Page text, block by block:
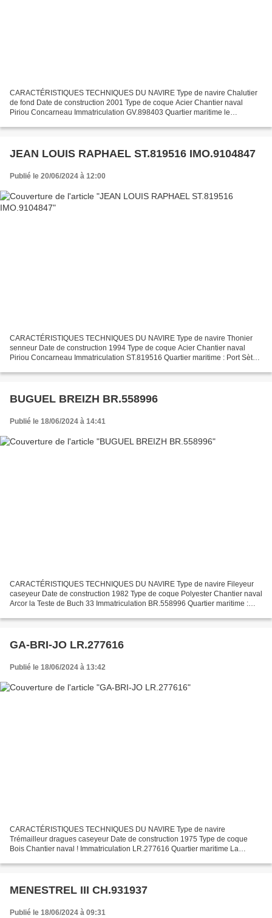
CARACTÉRISTIQUES TECHNIQUES DU NAVIRE Type de navire Chalutier
de fond Date de construction 2001 Type de coque Acier Chantier naval
Piriou Concarneau Immatriculation GV.898403 Quartier maritime le
JEAN LOUIS RAPHAEL ST.819516 IMO.9104847
Publié le 20/06/2024 à 12:00
CARACTÉRISTIQUES TECHNIQUES DU NAVIRE Type de navire Thonier
senneur Date de construction 1994 Type de coque Acier Chantier naval
Piriou Concarneau Immatriculation ST.819516 Quartier maritime : Port Sète
BUGUEL BREIZH BR.558996
Publié le 18/06/2024 à 14:41
CARACTÉRISTIQUES TECHNIQUES DU NAVIRE Type de navire Fileyeur
caseyeur Date de construction 1982 Type de coque Polyester Chantier naval
Arcor la Teste de Buch 33 Immatriculation BR.558996 Quartier maritime :
GA-BRI-JO LR.277616
Publié le 18/06/2024 à 13:42
CARACTÉRISTIQUES TECHNIQUES DU NAVIRE Type de navire
Trémailleur dragues caseyeur Date de construction 1975 Type de coque
Bois Chantier naval ! Immatriculation LR.277616 Quartier maritime La
MENESTREL III CH.931937
Publié le 18/06/2024 à 09:31